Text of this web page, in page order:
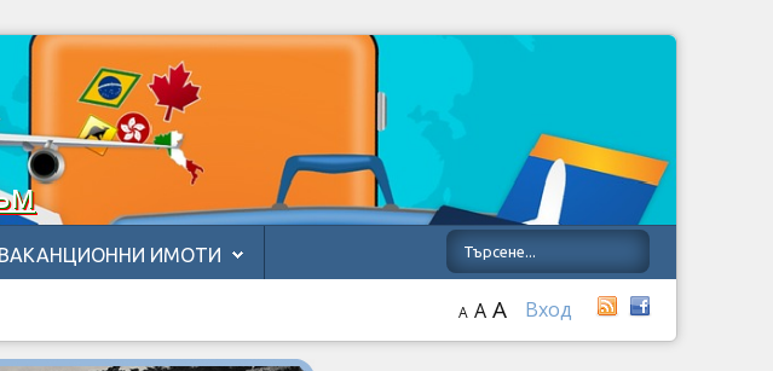
ВАКАНЦИОННИ ИМОТИ
Вход
A A A